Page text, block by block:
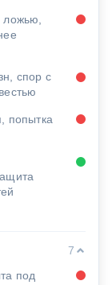
ложью,
спор с
попытка
7
под